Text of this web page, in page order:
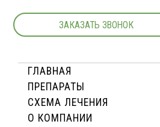
ЗАКАЗАТЬ ЗВОНОК
ГЛАВНАЯ
ПРЕПАРАТЫ
СХЕМА ЛЕЧЕНИЯ
О КОМПАНИИ